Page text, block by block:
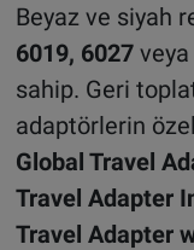
Beyaz ve siyah
6019, 6027 veya
sahip. Geri
adaptörlerin
Global Travel
Travel Adapter
Travel Adapter